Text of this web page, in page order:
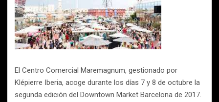
El Centro Comercial Maremagnum, gestionado por
Klépierre Iberia, acoge durante los días 7 y 8 de octubre la
segunda edición del Downtown Market Barcelona de 2017.